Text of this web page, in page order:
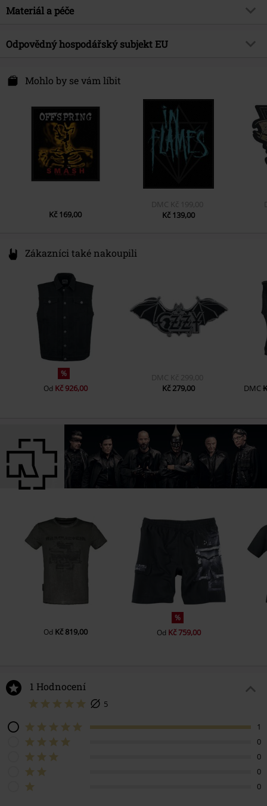
Hudební žánr
Licence
oficiálně licencovaný produkt
Datum vydání
Typ výrobku
Materiál a péče
Vrchní materiál 100% polyester
Odpovědný hospodářský subjekt EU
Hertzstr. 63 b
www.rammsteinshop.com
Mohlo by se vám líbit
Kč 169,00
DMC Kč 199,00
Kč 139,00
Zákazníci také nakoupili
%
Od Kč 926,00
DMC Kč 299,00
Kč 279,00
DMC
Od Kč 819,00
%
Od Kč 759,00
1 Hodnocení
5
1
0
0
0
0